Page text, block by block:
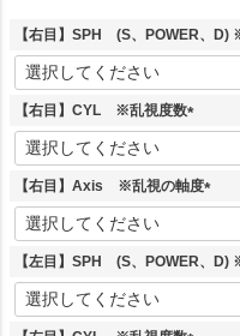
【右目】SPH (S、POWER、D)
【右目】CYL ※乱視度数
(
須
【右目】Axis ※乱視の軸度
(
須
【左目】SPH (S、POWER、D)